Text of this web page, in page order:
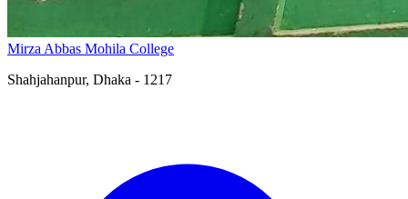
Mirza Abbas Mohila College
Shahjahanpur, Dhaka - 1217